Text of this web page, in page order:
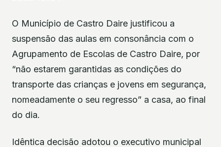
O Município de Castro Daire justificou a
suspensão das aulas em consonância com o
Agrupamento de Escolas de Castro Daire, por
“não estarem garantidas as condições do
transporte das crianças e jovens em segurança,
nomeadamente o seu regresso” a casa, ao final
do dia.
Idêntica decisão adotou o executivo municipal